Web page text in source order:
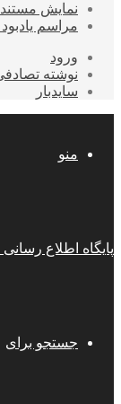
نمایش مستند
مراسم
ورود
نوشته
سایدبار
منو
پایگاه اطلاع
جستجو برای